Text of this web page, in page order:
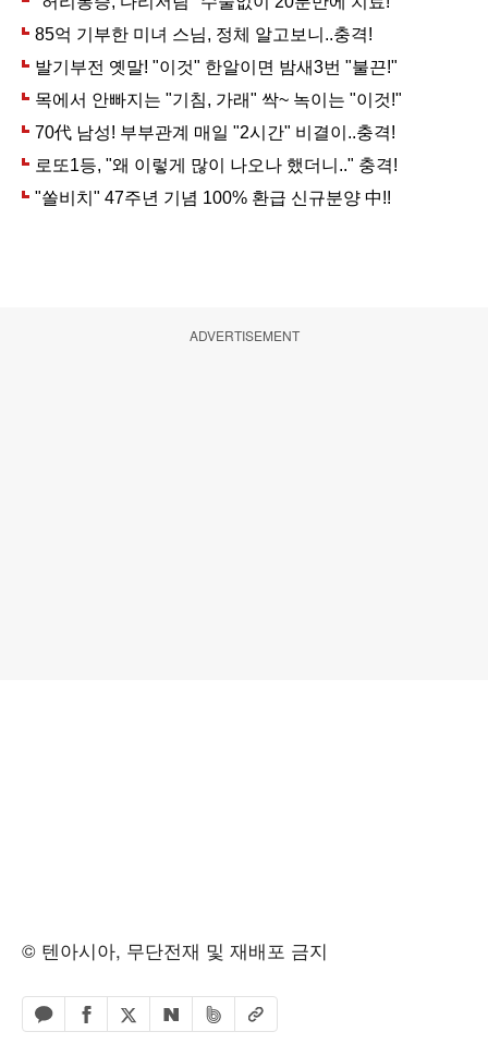
ADVERTISEMENT
© 텐아시아, 무단전재 및 재배포 금지
카카오톡 공유하기
페이스북 공유하기
엑스 공유하기
네이버 공유하기
밴드 공유하기
URL복사